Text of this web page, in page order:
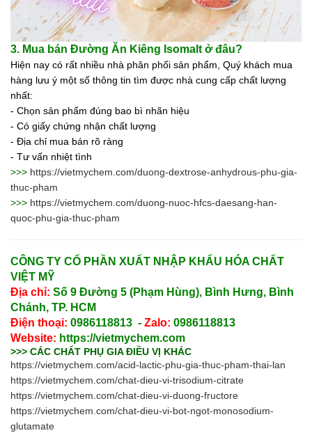
3. Mua bán Đường Ăn Kiêng Isomalt ở đâu?
Hiện nay có rất nhiều nhà phân phối sản phẩm, Quý khách mua
hàng lưu ý một số thông tin tìm được nhà cung cấp chất lượng
nhất:
- Chọn sản phẩm đúng bao bì nhãn hiệu
- Có giấy chứng nhận chất lượng
- Địa chỉ mua bán rõ ràng
- Tư vấn nhiệt tình
>>> https://vietmychem.com/duong-dextrose-anhydrous-phu-gia-
thuc-pham
>>> https://vietmychem.com/duong-nuoc-hfcs-daesang-han-
quoc-phu-gia-thuc-pham
CÔNG TY CỔ PHẦN XUẤT NHẬP KHẨU HÓA CHẤT
VIỆT MỸ
Địa chỉ: Số 9 Đường 5 (Phạm Hùng), Bình Hưng, Bình
Chánh, TP. HCM
Điện thoại: 0986118813 - Zalo: 0986118813
Website: https://vietmychem.com
>>> CÁC CHẤT PHỤ GIA ĐIỀU VỊ KHÁC
https://vietmychem.com/acid-lactic-phu-gia-thuc-pham-thai-lan
https://vietmychem.com/chat-dieu-vi-trisodium-citrate
https://vietmychem.com/chat-dieu-vi-duong-fructore
https://vietmychem.com/chat-dieu-vi-bot-ngot-monosodium-
glutamate